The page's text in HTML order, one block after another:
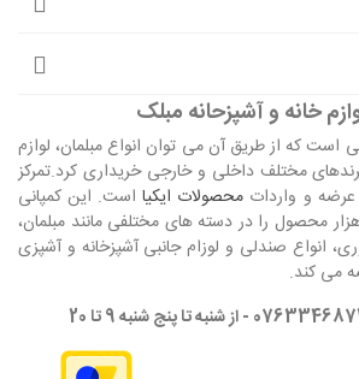
خانه و آشپزحانه مبلک
است که از طریق آن می توان انواع مبلمان، لوازم
مختلف داخلی و خارجی خریداری کرد.تمرکز
و واردات محصولات ایکیااست. این کمپانی
بیش از 12000 هزار محصول را در دسته های مختلفی مانند مبلمان،
انواع صندلی و لوزام جانبی آشپزخانه و آشپزی
می کند.